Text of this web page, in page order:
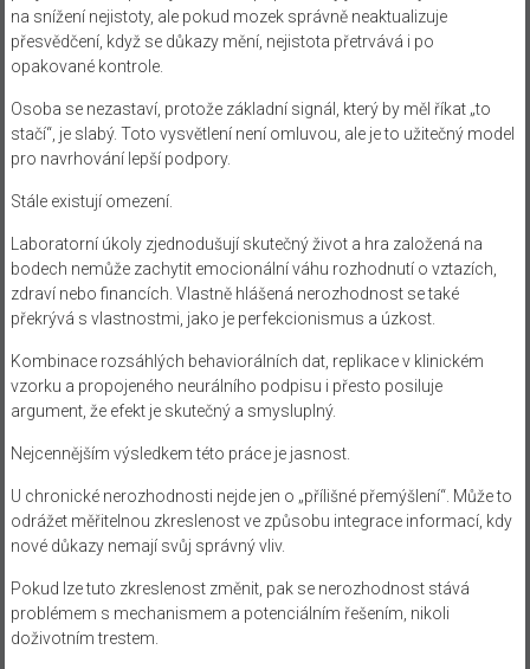
na snížení nejistoty, ale pokud mozek správně neaktualizuje
přesvědčení, když se důkazy mění, nejistota přetrvává i po
opakované kontrole.
Osoba se nezastaví, protože základní signál, který by měl říkat „to
stačí“, je slabý. Toto vysvětlení není omluvou, ale je to užitečný model
pro navrhování lepší podpory.
Stále existují omezení.
Laboratorní úkoly zjednodušují skutečný život a hra založená na
bodech nemůže zachytit emocionální váhu rozhodnutí o vztazích,
zdraví nebo financích. Vlastně hlášená nerozhodnost se také
překrývá s vlastnostmi, jako je perfekcionismus a úzkost.
Kombinace rozsáhlých behaviorálních dat, replikace v klinickém
vzorku a propojeného neurálního podpisu i přesto posiluje
argument, že efekt je skutečný a smysluplný.
Nejcennějším výsledkem této práce je jasnost.
U chronické nerozhodnosti nejde jen o „přílišné přemýšlení“. Může to
odrážet měřitelnou zkreslenost ve způsobu integrace informací, kdy
nové důkazy nemají svůj správný vliv.
Pokud lze tuto zkreslenost změnit, pak se nerozhodnost stává
problémem s mechanismem a potenciálním řešením, nikoli
doživotním trestem.